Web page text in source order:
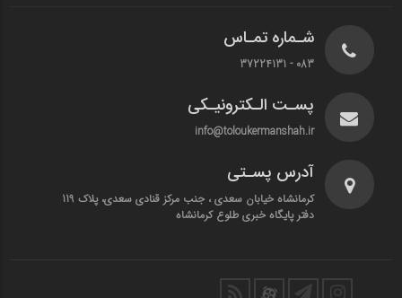
شـماره تمـاس
083 - 37224131
پسـت الـکترونیـکی
info@toloukermanshah.ir
آدرس پسـتی
کرمانشاه خیابان سعدی ، جنب مرکز قنادی سعدی، پلاک 119
دفتر پایگاه خبری طلوع کرمانشاه